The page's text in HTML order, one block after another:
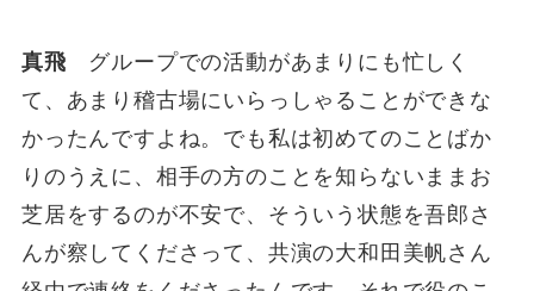
真飛 グループでの活動があまりにも忙しく
て、あまり稽古場にいらっしゃることができな
かったんですよね。でも私は初めてのことばか
りのうえに、相手の方のことを知らないままお
芝居をするのが不安で、そういう状態を吾郎さ
んが察してくださって、共演の大和田美帆さん